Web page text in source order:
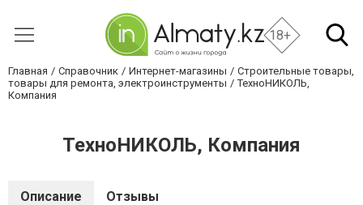
18+
Главная Справочник Интернет-магазины
Строительные товары,
товары для ремонта, электроинструменты
ТехноНИКОЛЬ,
Компания
ТехноНИКОЛЬ, Компания
Описание Отзывы